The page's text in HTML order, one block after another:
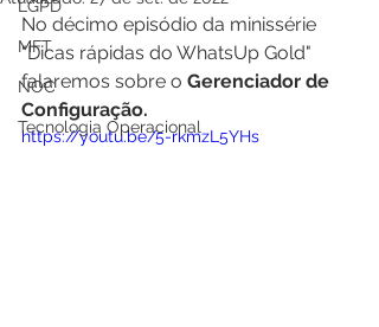
LGPD
MFT
NOC
Tecnologia Operacional
No décimo episódio da minissérie
"Dicas rápidas do WhatsUp Gold"
falaremos sobre o Gerenciador de
Configuração.
https://youtu.be/5-rkmzL5YHs